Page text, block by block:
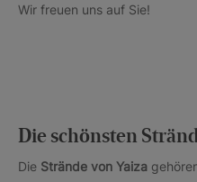
Wir freuen uns auf Sie!
Die schönsten
Die Strände von Yaiza